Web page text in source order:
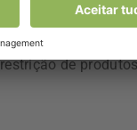
para a oferta
de Saúde,
de